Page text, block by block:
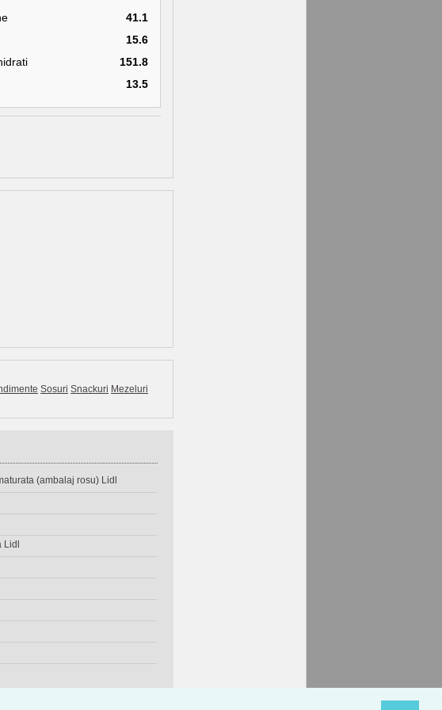
41.1
15.6
151.8
13.5
Sosuri Snackuri Mezeluri
(ambalaj rosu) Lidl